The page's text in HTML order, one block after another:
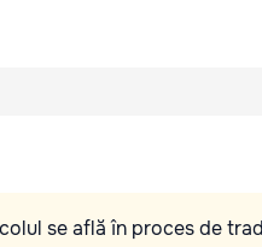
se află în proces de